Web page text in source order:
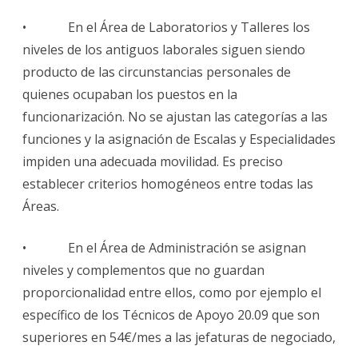
• En el Área de Laboratorios y Talleres los
niveles de los antiguos laborales siguen siendo
producto de las circunstancias personales de
quienes ocupaban los puestos en la
funcionarización. No se ajustan las categorías a las
funciones y la asignación de Escalas y Especialidades
impiden una adecuada movilidad. Es preciso
establecer criterios homogéneos entre todas las
Áreas.
• En el Área de Administración se asignan
niveles y complementos que no guardan
proporcionalidad entre ellos, como por ejemplo el
específico de los Técnicos de Apoyo 20.09 que son
superiores en 54€/mes a las jefaturas de negociado,